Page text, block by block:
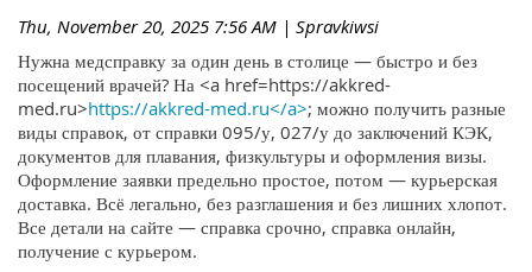
Thu, November 20, 2025 7:56 AM | Spravkiwsi
Нужна медсправку за один день в столице — быстро и без
посещений врачей? На <a href=https://akkred-
med.ru>https://akkred-med.ru</a>; можно получить разные
виды справок, от справки 095/у, 027/у до заключений КЭК,
документов для плавания, физкультуры и оформления визы.
Оформление заявки предельно простое, потом — курьерская
доставка. Всё легально, без разглашения и без лишних хлопот.
Все детали на сайте — справка срочно, справка онлайн,
получение с курьером.